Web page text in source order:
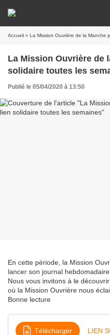
Accueil » La Mission Ouvrière de la Manche
La Mission Ouvrière de
solidaire toutes les
Publié le 05/04/2020 à 13:50
En cette période, la Mission
lancer son journal
Nous vous invitons à le
où la Mission Ouvrière nous
Bonne lecture
Télécharger LIEN